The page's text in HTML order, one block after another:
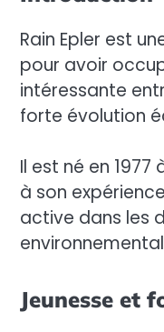
Rain Epler est
pour avoir
intéressante
forte évolution
Il est né en
à son
active dans les
Jeunesse et